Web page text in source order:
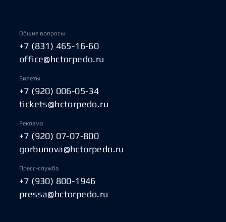
Общие вопросы
+7 (831) 465-16-60
office@hctorpedo.ru
Билеты
+7 (920) 006-05-34
tickets@hctorpedo.ru
Реклама
+7 (920) 07-07-800
gorbunova@hctorpedo.ru
Пресс-служба
+7 (930) 800-1946
pressa@hctorpedo.ru